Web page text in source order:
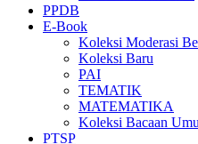
PPDB
E-Book
Koleksi Moderasi
Koleksi Baru
PAI
TEMATIK
MATEMATIKA
Koleksi Bacaan
PTSP